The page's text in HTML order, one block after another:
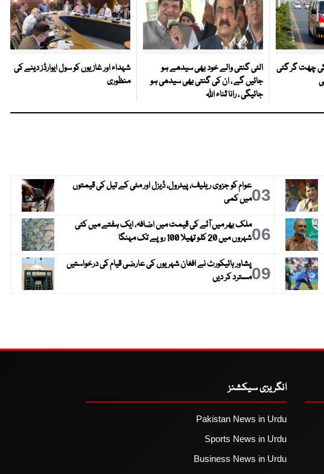
کی چھت گر گئی
الٹی گنتی والے خود بھی سیدھے ہو
جائیں گے ، ان کی گنتی بھی سیدھی ہو
جائیگی ، رانا ثناء اللہ
شہداء اور غازیوں کو سول ایوارڈز دینے کی
منظوری
03عوام کو جزوی ریلیف، پیٹرول، ڈیزل اور مٹی کے تیل کی قیمتوں
میں کمی
06ملک بھر میں آٹے کی قیمت میں اضافہ، ایک ہفتے میں کئی
شہروں میں 20 کلو تھیلا 100 روپے تک مہنگا
09پشاور ہائیکورٹ نے افغان شہریوں کی عارضی قیام کی درخواستیں
مسترد کر دیں
انگریزی سیکشنز
Pakistan News in Urdu
Sports News in Urdu
Business News in Urdu